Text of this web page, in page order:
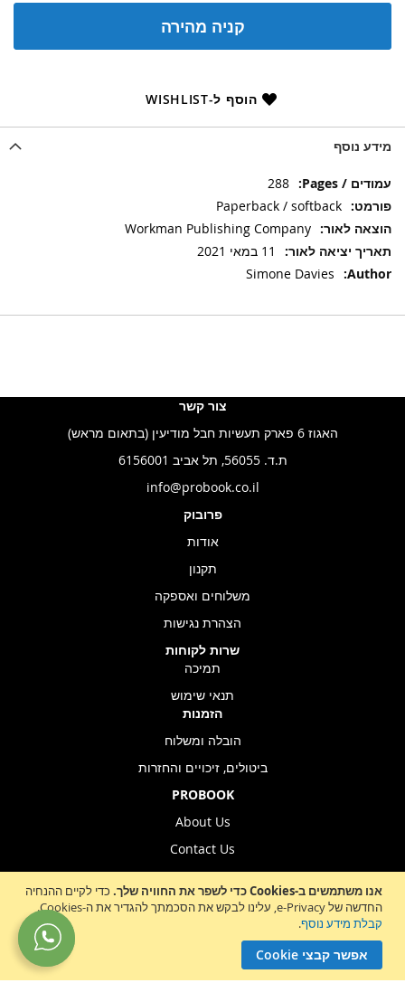
אנו משתמשים ב-Cookies כדי לשפר את החוויה שלך.
כדי לקיים ההנחיה
החדשה של e-Privacy, עלינו לבקש את הסכמתך להגדיר את ה-Cookies.
קבלת מידע נוסף.
אפשר קבצי Cookie
קניה מהירה
הוסף ל-WISHLIST
מידע נוסף
מידע
נוסף
288
Paperback / softback
Workman Publishing Company
11 במאי 2021
Simone Davies
Sign
for
הרשמה לניוזלטר
צור קשר
האגוז 6 פארק תעשיות חבל מודיעין (בתאום מראש)
ת.ד. 56055, תל אביב 6156001
info@probook.co.il
פרובוק
אודות
תקנון
משלוחים ואספקה
הצהרת נגישות
שרות לקוחות
תמיכה
תנאי שימוש
הזמנות
הובלה ומשלוח
ביטולים, זיכויים והחזרות
PROBOOK
About Us
Contact Us
Store Location